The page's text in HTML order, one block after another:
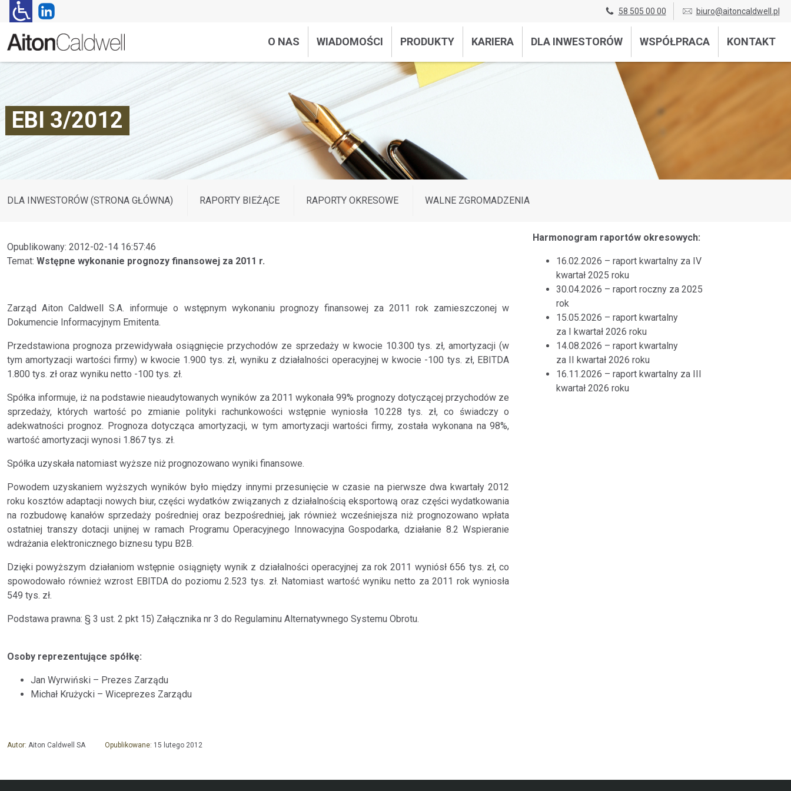
58 505 00 00 biuro@aitoncaldwell.pl
O NAS WIADOMOŚCI PRODUKTY KARIERA DLA INWESTORÓW WSPÓŁPRACA KONTAKT
EBI 3/2012
DLA INWESTORÓW (STRONA GŁÓWNA) RAPORTY BIEŻĄCE RAPORTY OKRESOWE WALNE ZGROMADZENIA
Opublikowany: 2012-02-14 16:57:46
Temat: Wstępne wykonanie prognozy finansowej za 2011 r.
Zarząd Aiton Caldwell S.A. informuje o wstępnym wykonaniu prognozy finansowej za 2011 rok zamieszczonej w
Dokumencie Informacyjnym Emitenta.
Przedstawiona prognoza przewidywała osiągnięcie przychodów ze sprzedaży w kwocie 10.300 tys. zł, amortyzacji (w
tym amortyzacji wartości firmy) w kwocie 1.900 tys. zł, wyniku z działalności operacyjnej w kwocie -100 tys. zł, EBITDA
1.800 tys. zł oraz wyniku netto -100 tys. zł.
Spółka informuje, iż na podstawie nieaudytowanych wyników za 2011 wykonała 99% prognozy dotyczącej przychodów ze
sprzedaży, których wartość po zmianie polityki rachunkowości wstępnie wyniosła 10.228 tys. zł, co świadczy o
adekwatności prognoz. Prognoza dotycząca amortyzacji, w tym amortyzacji wartości firmy, została wykonana na 98%,
wartość amortyzacji wynosi 1.867 tys. zł.
Spółka uzyskała natomiast wyższe niż prognozowano wyniki finansowe.
Powodem uzyskaniem wyższych wyników było między innymi przesunięcie w czasie na pierwsze dwa kwartały 2012
roku kosztów adaptacji nowych biur, części wydatków związanych z działalnością eksportową oraz części wydatkowania
na rozbudowę kanałów sprzedaży pośredniej oraz bezpośredniej, jak również wcześniejsza niż prognozowano wpłata
ostatniej transzy dotacji unijnej w ramach Programu Operacyjnego Innowacyjna Gospodarka, działanie 8.2 Wspieranie
wdrażania elektronicznego biznesu typu B2B.
Dzięki powyższym działaniom wstępnie osiągnięty wynik z działalności operacyjnej za rok 2011 wyniósł 656 tys. zł, co
spowodowało również wzrost EBITDA do poziomu 2.523 tys. zł. Natomiast wartość wyniku netto za 2011 rok wyniosła
549 tys. zł.
Podstawa prawna: § 3 ust. 2 pkt 15) Załącznika nr 3 do Regulaminu Alternatywnego Systemu Obrotu.
Osoby reprezentujące spółkę:
Jan Wyrwiński – Prezes Zarządu
Michał Krużycki – Wiceprezes Zarządu
Harmonogram raportów okresowych:
16.02.2026 – raport kwartalny za IV
kwartał 2025 roku
30.04.2026 – raport roczny za 2025
rok
15.05.2026 – raport kwartalny
za I kwartał 2026 roku
14.08.2026 – raport kwartalny
za II kwartał 2026 roku
16.11.2026 – raport kwartalny za III
kwartał 2026 roku
Autor: Aiton Caldwell SA Opublikowane: 15 lutego 2012